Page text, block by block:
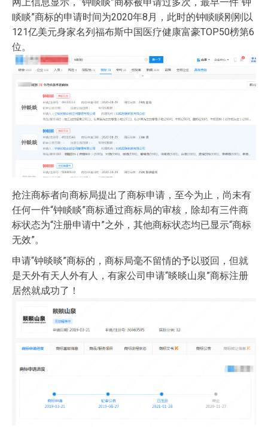
睒睒”商标的申请时间为2020年8月，此时的钟睒睒刚刚以
121亿美元身家名列福布斯中国医疗健康富豪TOP50榜第6
位。
抢注商标者向商标局提出了商标申请，至今为止，尚未有
任何一件“钟睒睒”商标通过商标局的审核，除却有三件商
标状态为“注册申请中”之外，其他商标状态均已显示“商标
无效”。
申请“钟晱晱”商标的，商标局毫不留情的予以驳回，但就
是天外有天人外有人，有家公司申请“晱晱山泉”商标注册
居然就成功了！